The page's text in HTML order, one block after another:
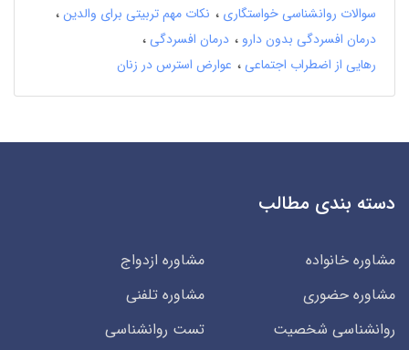
سوالات روانشناسی خواستگاری
نکات مهم تربیتی برای والدین
درمان افسردگی بدون دارو
درمان افسردگی
رهایی از اضطراب اجتماعی
عوارض استرس در زنان
دسته بندی مطالب
مشاوره خانواده
مشاوره ازدواج
مشاوره حضوری
مشاوره تلفنی
روانشناسی شخصیت
تست روانشناسی